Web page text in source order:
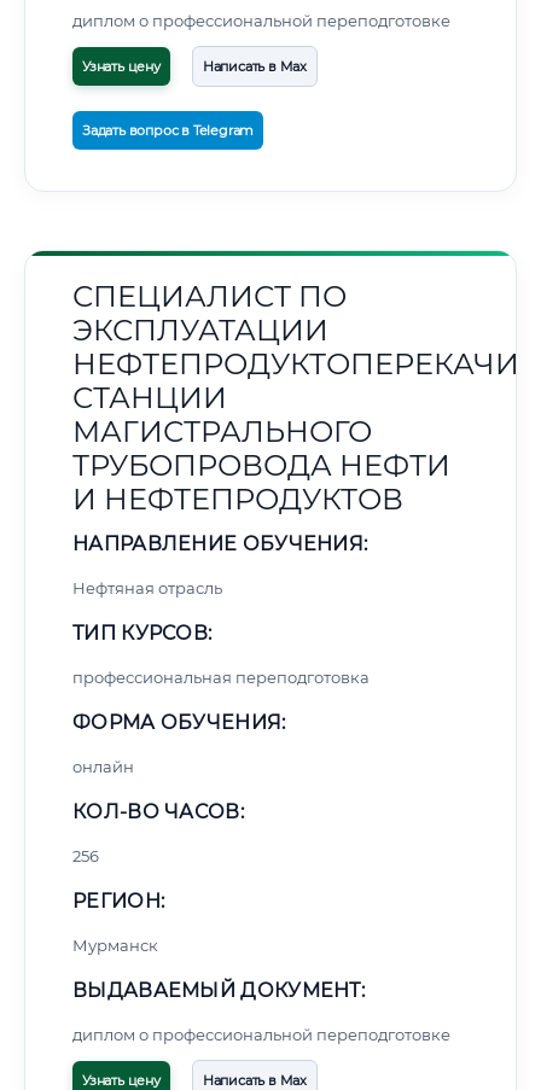
диплом о профессиональной переподготовке
Узнать цену Написать в Max
Задать вопрос в Telegram
СПЕЦИАЛИСТ ПО
ЭКСПЛУАТАЦИИ
СТАНЦИИ
МАГИСТРАЛЬНОГО
ТРУБОПРОВОДА НЕФТИ
И НЕФТЕПРОДУКТОВ
НАПРАВЛЕНИЕ ОБУЧЕНИЯ:
Нефтяная отрасль
ТИП КУРСОВ:
профессиональная переподготовка
ФОРМА ОБУЧЕНИЯ:
онлайн
КОЛ-ВО ЧАСОВ:
256
РЕГИОН:
Мурманск
ВЫДАВАЕМЫЙ ДОКУМЕНТ:
диплом о профессиональной переподготовке
Узнать цену Написать в Max